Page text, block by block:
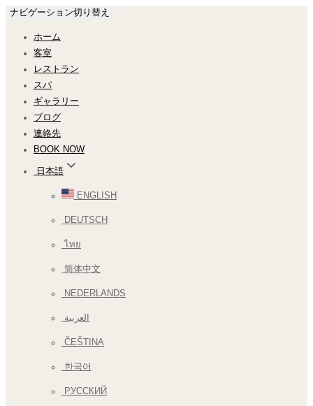
ナビゲーション切り替え
ホーム
客室
レストラン
スパ
ギャラリー
ブログ
連絡先
BOOK NOW
日本語
ENGLISH
DEUTSCH
ไทย
简体中文
NEDERLANDS
العربية
ČEŠTINA
한국어
РУССКИЙ